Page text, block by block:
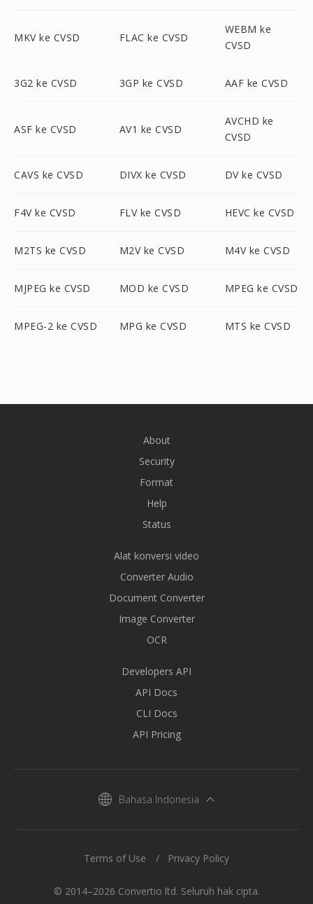
MKV ke CVSD FLAC ke CVSD
WEBM ke
CVSD
3G2 ke CVSD 3GP ke CVSD AAF ke CVSD
ASF ke CVSD AV1 ke CVSD
AVCHD ke
CVSD
CAVS ke CVSD DIVX ke CVSD DV ke CVSD
F4V ke CVSD FLV ke CVSD HEVC ke CVSD
M2TS ke CVSD M2V ke CVSD M4V ke CVSD
MJPEG ke CVSD MOD ke CVSD MPEG ke CVSD
MPEG-2 ke CVSD MPG ke CVSD MTS ke CVSD
About
Security
Format
Help
Status
Alat konversi video
Converter Audio
Document Converter
Image Converter
OCR
Developers API
API Docs
CLI Docs
API Pricing
Bahasa Indonesia
© 2014–2026 Convertio ltd. Seluruh hak cipta.
Terms of Use Privacy Policy